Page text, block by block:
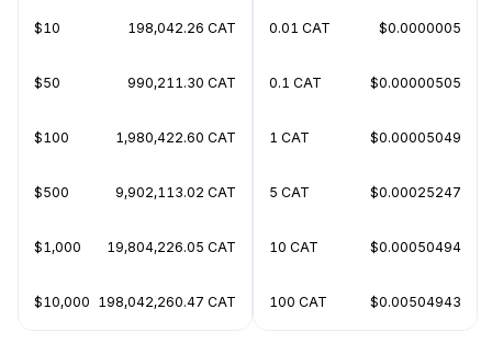
$10 198,042.26 CAT
$50 990,211.30 CAT
$100 1,980,422.60 CAT
$500 9,902,113.02 CAT
$1,000 19,804,226.05 CAT
$10,000 198,042,260.47 CAT
0.01 CAT $0.0000005
0.1 CAT $0.00000505
1 CAT $0.00005049
5 CAT $0.00025247
10 CAT $0.00050494
100 CAT $0.00504943